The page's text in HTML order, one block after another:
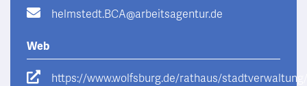
helmstedt.BCA@arbeitsagentur.de
Web
https://www.wolfsburg.de/rathaus/